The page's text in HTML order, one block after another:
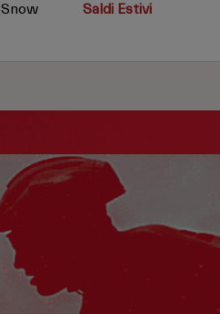
Snow Saldi Estivi